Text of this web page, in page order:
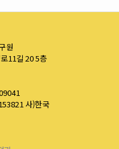
원
11길 20 5층
사)한국